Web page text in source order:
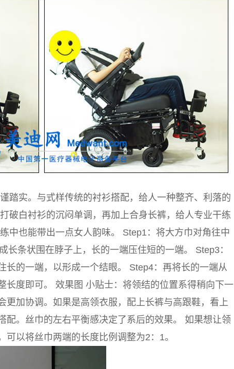
踏实。与式样传统的衬衫搭配，给人一种整齐、利落的
破白衬衫的沉闷单调，再加上合身长裤，给人专业干练
中也能带出一点女人韵味。 Step1：将大方巾对角往中
长条状围在脖子上，长的一端压住短的一端。 Step3：
长的一端，以形成一个结眼。 Step4：再将长的一端从
长度即可。 效果图 小贴士：将领结的位置系得稍向下一
更加协调。如果是高领衣服，配上长裤与高跟鞋，看上
配。丝巾的左右平衡感决定了系后的效果。 如果想让领
以将丝巾两端的长度比例调整为2：1。